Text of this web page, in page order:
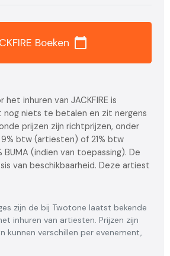
Boeken calendar_today
inhuren van JACKFIRE is
nog niets te betalen en zit nergens
prijzen zijn richtprijzen, onder
btw (artiesten) of 21% btw
BUMA (indien van toepassing). De
van beschikbaarheid. Deze artiest
zijn de bij Twotone laatst bekende
inhuren van artiesten. Prijzen zijn
kunnen verschillen per evenement,